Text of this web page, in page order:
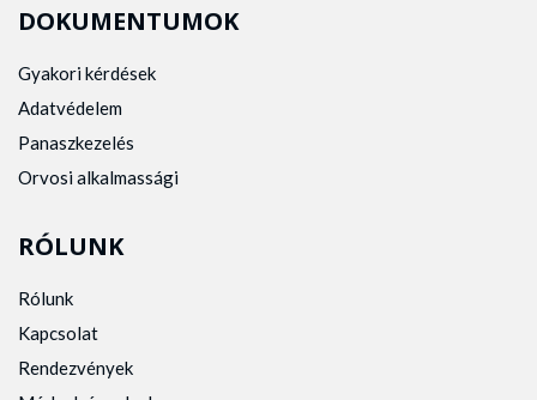
DOKUMENTUMOK
Gyakori kérdések
Adatvédelem
Panaszkezelés
Orvosi alkalmassági
RÓLUNK
Rólunk
Kapcsolat
Rendezvények